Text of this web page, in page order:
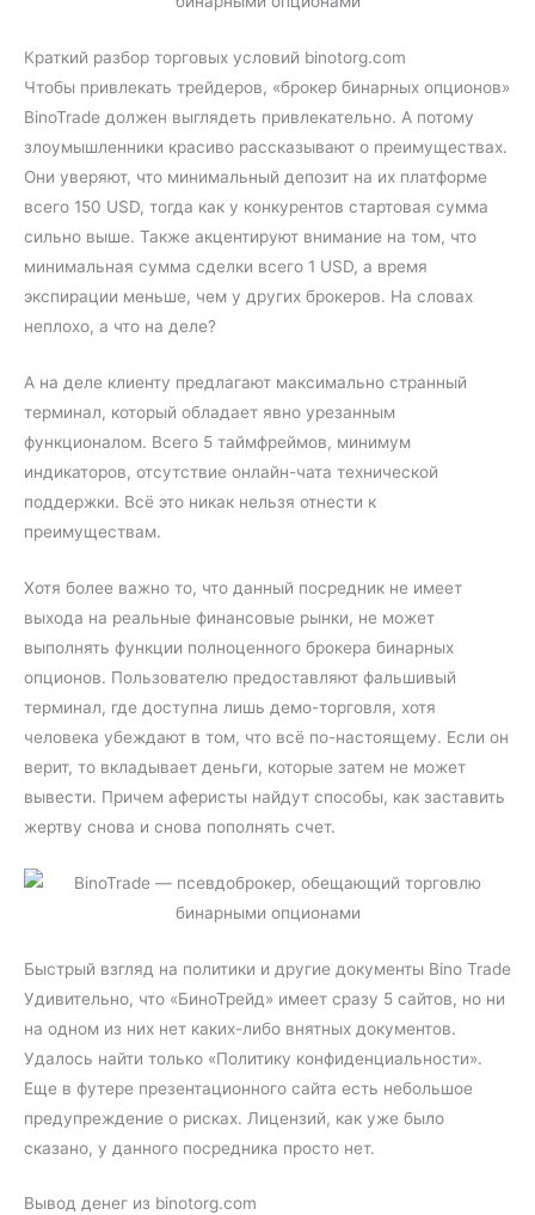
Краткий разбор торговых условий binotorg.com
Чтобы привлекать трейдеров, «брокер бинарных опционов»
BinoTrade должен выглядеть привлекательно. А потому
злоумышленники красиво рассказывают о преимуществах.
Они уверяют, что минимальный депозит на их платформе
всего 150 USD, тогда как у конкурентов стартовая сумма
сильно выше. Также акцентируют внимание на том, что
минимальная сумма сделки всего 1 USD, а время
экспирации меньше, чем у других брокеров. На словах
неплохо, а что на деле?
А на деле клиенту предлагают максимально странный
терминал, который обладает явно урезанным
функционалом. Всего 5 таймфреймов, минимум
индикаторов, отсутствие онлайн-чата технической
поддержки. Всё это никак нельзя отнести к
преимуществам.
Хотя более важно то, что данный посредник не имеет
выхода на реальные финансовые рынки, не может
выполнять функции полноценного брокера бинарных
опционов. Пользователю предоставляют фальшивый
терминал, где доступна лишь демо-торговля, хотя
человека убеждают в том, что всё по-настоящему. Если он
верит, то вкладывает деньги, которые затем не может
вывести. Причем аферисты найдут способы, как заставить
жертву снова и снова пополнять счет.
Быстрый взгляд на политики и другие документы Bino Trade
Удивительно, что «БиноТрейд» имеет сразу 5 сайтов, но ни
на одном из них нет каких-либо внятных документов.
Удалось найти только «Политику конфиденциальности».
Еще в футере презентационного сайта есть небольшое
предупреждение о рисках. Лицензий, как уже было
сказано, у данного посредника просто нет.
Вывод денег из binotorg.com